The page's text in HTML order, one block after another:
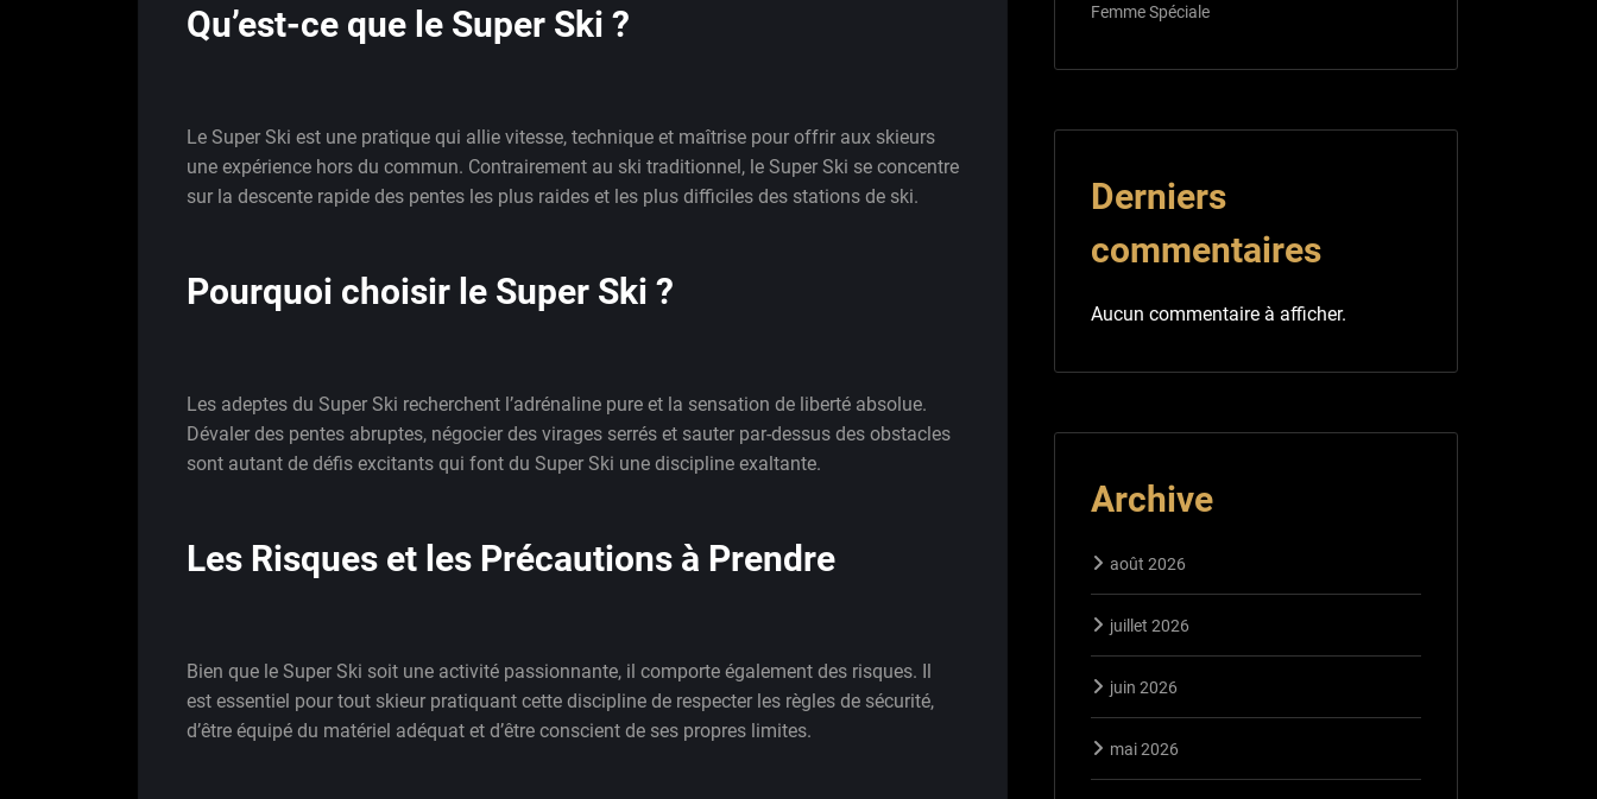
Qu’est-ce que le Super Ski ?
Le Super Ski est une pratique qui allie vitesse, technique et maîtrise pour offrir aux skieurs
une expérience hors du commun. Contrairement au ski traditionnel, le Super Ski se concentre
sur la descente rapide des pentes les plus raides et les plus difficiles des stations de ski.
Pourquoi choisir le Super Ski ?
Les adeptes du Super Ski recherchent l’adrénaline pure et la sensation de liberté absolue.
Dévaler des pentes abruptes, négocier des virages serrés et sauter par-dessus des obstacles
sont autant de défis excitants qui font du Super Ski une discipline exaltante.
Les Risques et les Précautions à Prendre
Bien que le Super Ski soit une activité passionnante, il comporte également des risques. Il
est essentiel pour tout skieur pratiquant cette discipline de respecter les règles de sécurité,
d’être équipé du matériel adéquat et d’être conscient de ses propres limites.
Femme Spéciale
Derniers
commentaires
Aucun commentaire à afficher.
Archive
août 2026
juillet 2026
juin 2026
mai 2026